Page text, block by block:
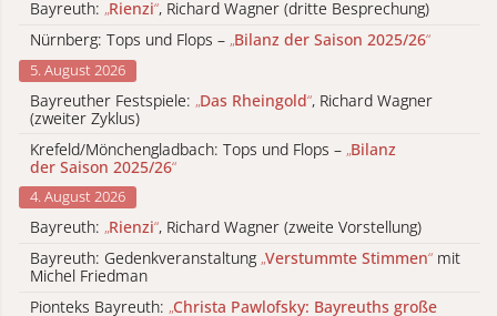
Bayreuth: „Rienzi“, Richard Wagner (dritte Besprechung)
Nürnberg: Tops und Flops – „Bilanz der Saison 2025/26“
5. August 2026
Bayreuther Festspiele: „Das Rheingold“, Richard Wagner
(zweiter Zyklus)
Krefeld/Mönchengladbach: Tops und Flops – „Bilanz
der Saison 2025/26“
4. August 2026
Bayreuth: „Rienzi“, Richard Wagner (zweite Vorstellung)
Bayreuth: Gedenkveranstaltung „Verstummte Stimmen“ mit
Michel Friedman
Pionteks Bayreuth: „Christa Pawlofsky: Bayreuths große